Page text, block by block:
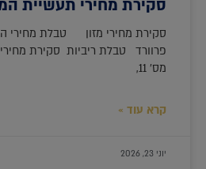
סקירת מחירי תעשיית המזון
סקירת מחירי מזון טבלת מחירי
מס' 11,
קרא עוד »
יוני 23, 2026